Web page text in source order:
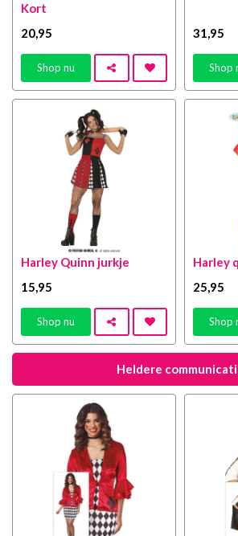
Kort
20,95
Shop nu
31,95
Shop
Harley Quinn jurkje
15,95
Shop nu
Harley
25,95
Shop
Heldere